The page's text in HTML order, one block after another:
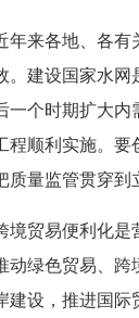
各地、各有关
。建设国家水
一个时期扩大
程顺利实施。
质量监管贯穿到
易便利化是营
动绿色贸易、
建设，推进国际